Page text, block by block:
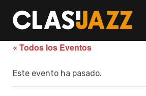
content
« Todos los Eventos
Este evento ha pasado.